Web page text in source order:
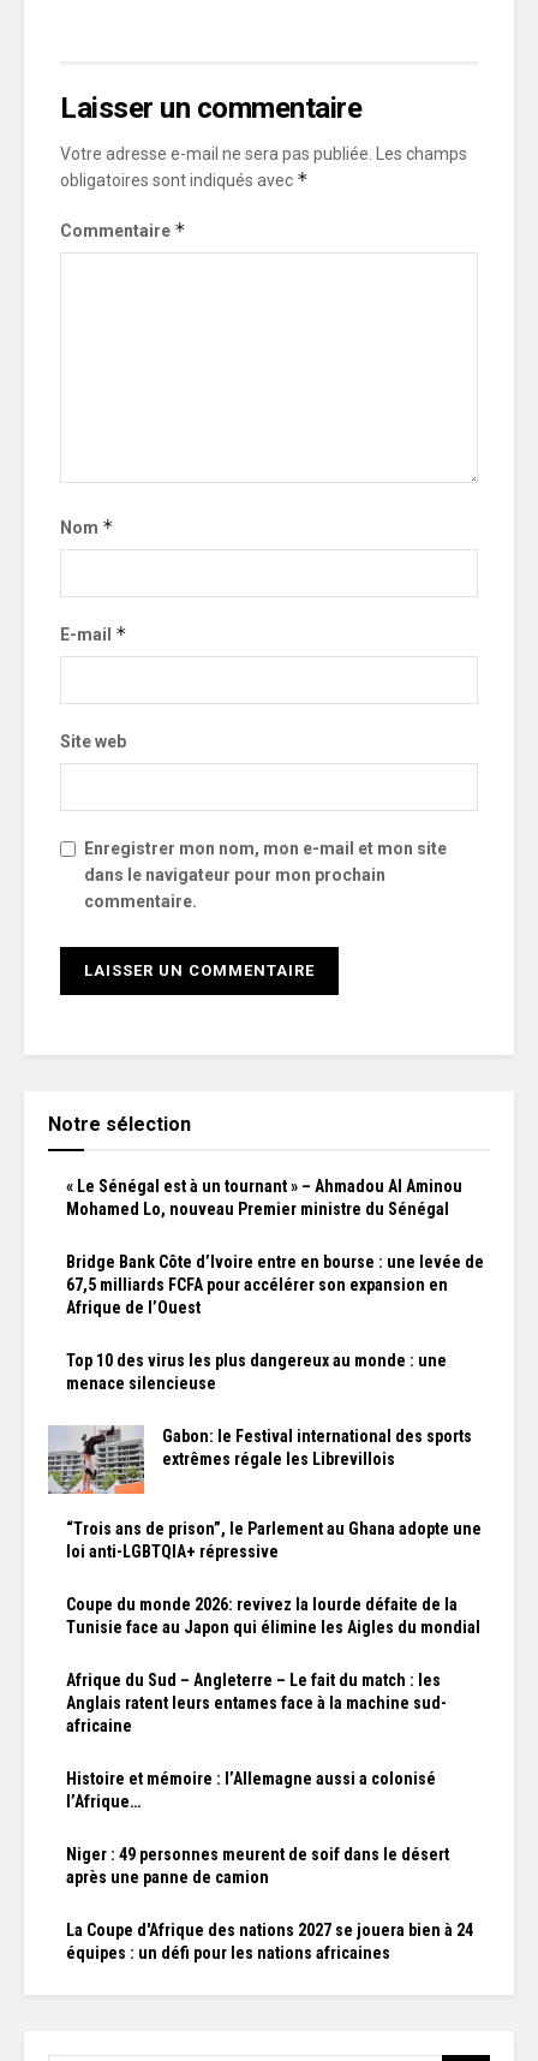
Laisser un commentaire
Votre adresse e-mail ne sera pas publiée.
Les champs
obligatoires sont indiqués avec *
Commentaire *
Nom *
E-mail *
Site web
Enregistrer mon nom, mon e-mail et mon site
dans le navigateur pour mon prochain
commentaire.
Notre sélection
« Le Sénégal est à un tournant » – Ahmadou Al Aminou
Mohamed Lo, nouveau Premier ministre du Sénégal
Bridge Bank Côte d’Ivoire entre en bourse : une levée de
67,5 milliards FCFA pour accélérer son expansion en
Afrique de l’Ouest
Top 10 des virus les plus dangereux au monde : une
menace silencieuse
Gabon: le Festival international des sports
extrêmes régale les Librevillois
“Trois ans de prison”, le Parlement au Ghana adopte une
loi anti-LGBTQIA+ répressive
Coupe du monde 2026: revivez la lourde défaite de la
Tunisie face au Japon qui élimine les Aigles du mondial
Afrique du Sud – Angleterre – Le fait du match : les
Anglais ratent leurs entames face à la machine sud-
africaine
Histoire et mémoire : l’Allemagne aussi a colonisé
l’Afrique…
Niger : 49 personnes meurent de soif dans le désert
après une panne de camion
La Coupe d'Afrique des nations 2027 se jouera bien à 24
équipes : un défi pour les nations africaines